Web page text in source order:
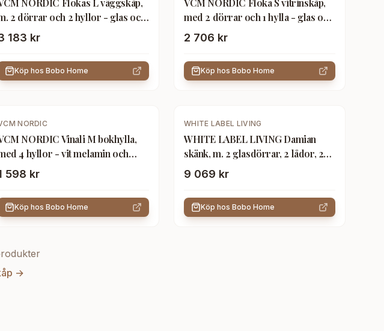
NORDIC Flokas L väggskåp,
2 dörrar och 2 hyllor - glas och
stål
183 kr
Köp hos Bobo Home
VCM NORDIC Floka S vitrinskåp,
med 2 dörrar och 1 hylla - glas och
vitt stål
2 706 kr
Köp hos Bobo Home
NORDIC
NORDIC Vinali M bokhylla,
4 hyllor - vit melamin och
598 kr
Köp hos Bobo Home
WHITE LABEL LIVING
WHITE LABEL LIVING Damian
skänk, m. 2 glasdörrar, 2 lådor, 2
fack, 1 hyllplan - brunt gran/svart
9 069 kr
Köp hos Bobo Home
→